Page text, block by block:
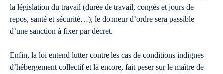
la législation du travail (durée de travail, congés et jours de
repos, santé et sécurité…), le donneur d’ordre sera passible
d’une sanction à fixer par décret.
Enfin, la loi entend lutter contre les cas de conditions indignes
d’hébergement collectif et là encore, fait peser sur le maître de